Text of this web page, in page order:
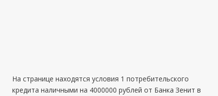
На странице находятся условия 1 потребительского
кредита наличными на 4000000 рублей от Банка Зенит в